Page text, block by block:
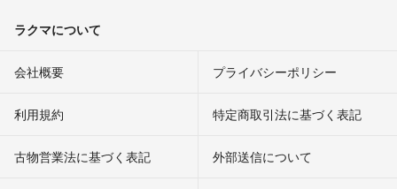
ラクマについて
会社概要 プライバシーポリシー
利用規約 特定商取引法に基づく表記
古物営業法に基づく表記 外部送信について